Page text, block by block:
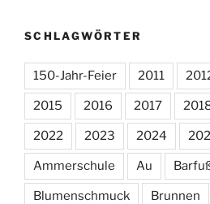
SCHLAGWÖRTER
150-Jahr-Feier 2011
2015 2016 2017
2022 2023 2024
Ammerschule Au
Blumenschmuck Brunnen